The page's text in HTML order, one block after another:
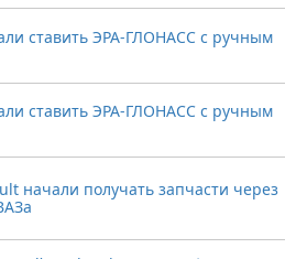
ставить ЭРА-ГЛОНАСС с ручным
ставить ЭРА-ГЛОНАСС с ручным
начали получать запчасти через